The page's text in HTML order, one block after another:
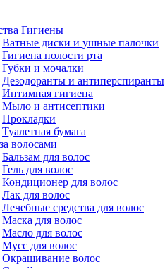
Гигиены
Ватные диски и ушные палочки
Гигиена полости рта
Губки и мочалки
Дезодоранты и антиперспиранты
Интимная гигиена
Мыло и антисептики
Прокладки
Туалетная бумага
волосами
Бальзам для волос
Гель для волос
Кондиционер для волос
Лак для волос
Лечебные средства для волос
Маска для волос
Масло для волос
Мусс для волос
Окрашивание волос